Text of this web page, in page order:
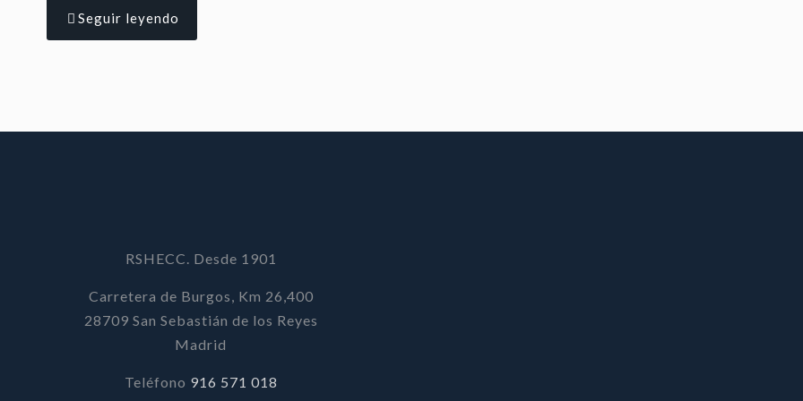
Seguir leyendo
RSHECC. Desde 1901
Carretera de Burgos, Km 26,400
28709 San Sebastián de los Reyes
Madrid
Teléfono 916 571 018